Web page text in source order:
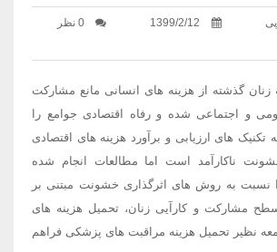
1399/2/12 0 نظر
گذشته از هزینه های انسانی مانع مشارکت
و اجتماعی شده و رفاه اقتصادی جوامع را
تکنیک های ارزیابی و برآورد هزینه های اقتصادی
ناکارآمد است اما مطالعات انجام شده
نسبت به روش های اثرگذاری خشونت مبتنی بر
مشارکت و کارآیی زنان، تحمیل هزینه های
نظیر تحمیل هزینه مراقبت های پزشکی فراهم